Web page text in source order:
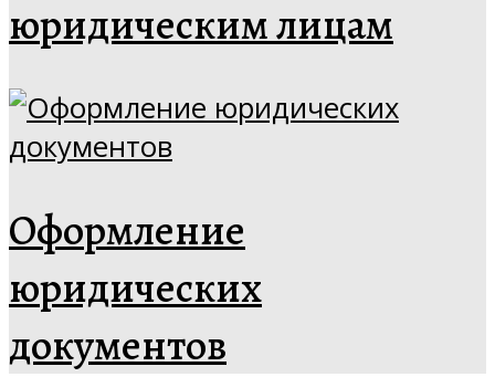
юридическим лицам
Оформление
юридических
документов